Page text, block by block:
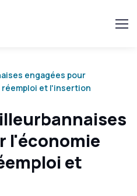
engagées pour
et l'insertion
l'économie
et